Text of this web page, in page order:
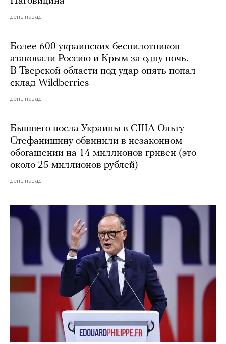
день назад
Более 600 украинских беспилотников
атаковали Россию и Крым за одну ночь.
В Тверской области под удар опять попал
склад Wildberries
день назад
Бывшего посла Украины в США Ольгу
Стефанишину обвинили в незаконном
обогащении на 14 миллионов гривен (это
около 25 миллионов рублей)
день назад